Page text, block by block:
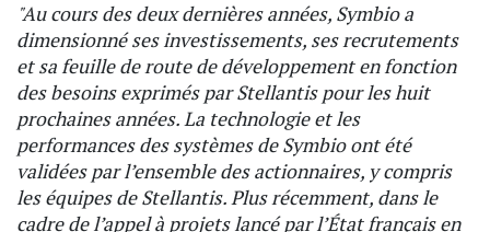
"Au cours des deux dernières années, Symbio a
dimensionné ses investissements, ses recrutements
et sa feuille de route de développement en fonction
des besoins exprimés par Stellantis pour les huit
prochaines années. La technologie et les
performances des systèmes de Symbio ont été
validées par l’ensemble des actionnaires, y compris
les équipes de Stellantis. Plus récemment, dans le
cadre de l’appel à projets lancé par l’État français en